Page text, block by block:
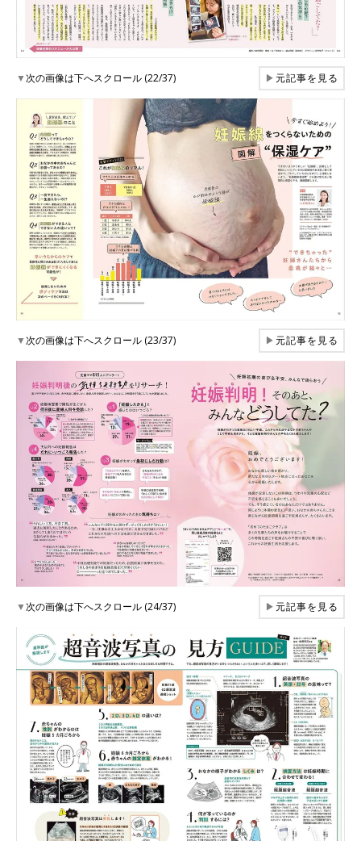
▼次の画像は下へスクロール (22/37) ▶元記事を見る
▼次の画像は下へスクロール (23/37) ▶元記事を見る
▼次の画像は下へスクロール (24/37) ▶元記事を見る